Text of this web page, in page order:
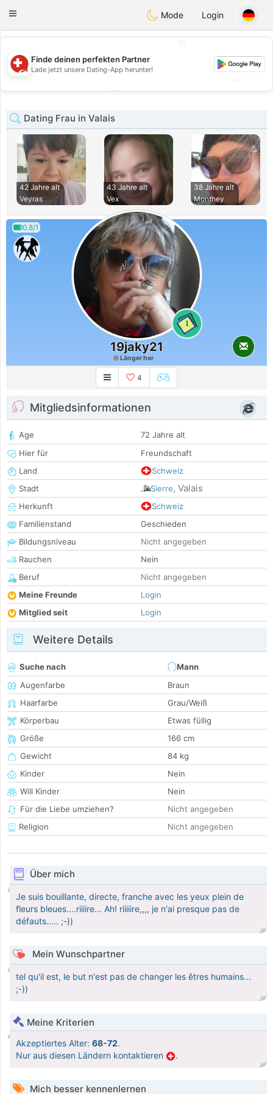
Suissi
Toggle
Mode Login
💖
💕
Finde deinen perfekten Partner
Lade jetzt unsere Dating-App herunter!
Dating Frau in Valais
42 Jahre alt
Veyras
43 Jahre alt
Vex
38 Jahre alt
Monthey
0.8/1
1
19jaky21
Länger her
4
Mitgliedsinformationen
Age
72 Jahre alt
Hier für
Freundschaft
Land
Schweiz
Stadt
Sierre, Valais
Herkunft
Schweiz
Familienstand
Geschieden
Bildungsniveau
Nicht angegeben
Rauchen
Nein
Beruf
Nicht angegeben
Meine Freunde
Login
Mitglied seit
Login
Weitere Details
Suche nach
Mann
Augenfarbe
Braun
Haarfarbe
Grau/Weiß
Körperbau
Etwas füllig
Größe
166 cm
Gewicht
84 kg
Kinder
Nein
Will Kinder
Nein
Für die Liebe umziehen?
Nicht angegeben
Religion
Nicht angegeben
Über mich
Je suis bouillante, directe, franche avec les yeux plein de
fleurs bleues....riiiire... Ah! riiiiire,,,, je n'ai presque pas de
défauts..... ;-))
Mein Wunschpartner
tel qu'il est, le but n'est pas de changer les êtres humains...
;-))
Meine Kriterien
Akzeptiertes Alter: 68-72.
Nur aus diesen Ländern kontaktieren
.
Mich besser kennenlernen